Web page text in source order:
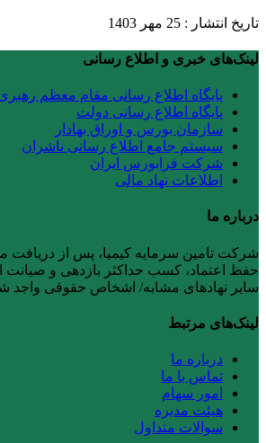
تاریخ انتشار : 25 مهر 1403
لینک‌های خبری و اطلاع رسانی
پایگاه اطلاع رسانی مقام معظم
پایگاه اطلاع رسانی دولت
سازمان بورس و اوراق بهادار
سیستم جامع اطلاع رسانی ناشران
شرکت فرابورس ایران
اطلاعات نهاد مالی
درباره ما
حفظ اعتماد، کسب حداکثر بازدهی و صیانت
سایر نهادهای مشابه/ اشخاص حقوقی
لینک‌های مرتبط
درباره ما
تماس با ما
امور سهام
هیئت مدیره
سوالات متداول